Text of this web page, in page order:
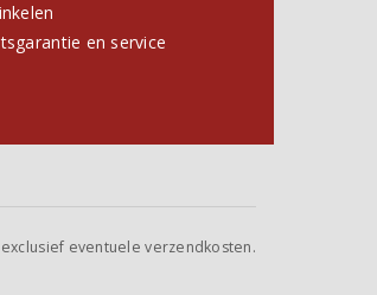
en service
eventuele verzendkosten.